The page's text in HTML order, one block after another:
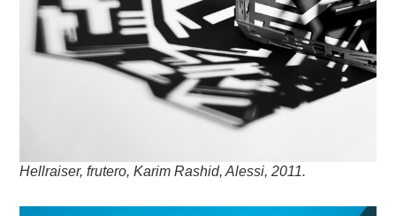
Hellraiser, frutero, Karim Rashid, Alessi, 2011.